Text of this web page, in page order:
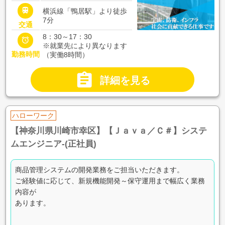

交通
横浜線「鴨居駅」より徒歩
7分

勤務時間
8：30～17：30
※就業先により異なります
（実働8時間）
 詳細を見る
ハローワーク
【神奈川県川崎市幸区】【Ｊａｖａ／Ｃ＃】システ
ムエンジニア-(正社員)
商品管理システムの開発業務をご担当いただきます。
ご経験値に応じて、新規機能開発～保守運用まで幅広く業務
内容が
あります。